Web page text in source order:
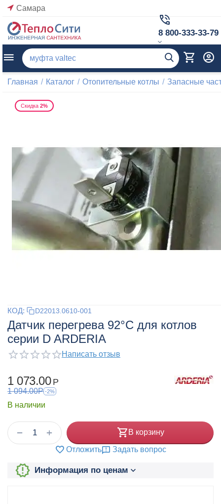
Самара
8 800-333-33-79
Главная / Каталог / Отопительные котлы / Запасные
Скидка 2%
КОД: D22013.0610-001
Датчик перегрева 92°С для котлов
серии D ARDERIA
Написать отзыв
1 073.00 Р
1 094.00Р -2%
В наличии
+
− В корзину
Отложить Задать вопрос
Информация по ценам